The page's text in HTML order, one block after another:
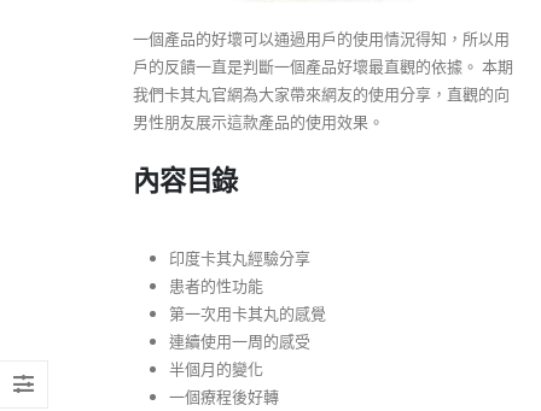
一個產品的好壞可以通過用戶的使用情況得知，所以用
戶的反饋一直是判斷一個產品好壞最直觀的依據。 本期
我們卡其丸官網為大家帶來網友的使用分享，直觀的向
男性朋友展示這款產品的使用效果。
內容目錄
印度卡其丸經驗分享
患者的性功能
第一次用卡其丸的感覺
連續使用一周的感受
半個月的變化
一個療程後好轉